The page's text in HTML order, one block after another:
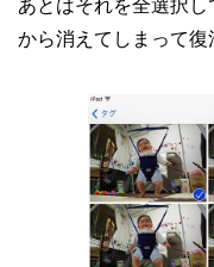
あとはそれを全選択
から消えてしまって復